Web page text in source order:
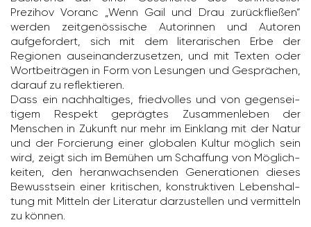
Prezihov Voranc „Wenn Gail und Drau zurück­fließen“
werden zeit­ge­nös­si­sche Auto­rinnen und Autoren
aufge­for­dert, sich mit dem lite­ra­ri­schen Erbe der
Regionen ausein­an­der­zu­setzen, und mit Texten oder
Wort­bei­trägen in Form von Lesungen und Gesprä­chen,
darauf zu reflek­tieren.
Dass ein nach­hal­tiges, fried­volles und von gegen­sei­
tigem Respekt geprägtes Zusam­men­leben der
Menschen in Zukunft nur mehr im Einklang mit der Natur
und der Forcie­rung einer globalen Kultur möglich sein
wird, zeigt sich im Bemühen um Schaf­fung von Möglich­
keiten, den heran­wach­senden Gene­ra­tionen dieses
Bewusst­sein einer kriti­schen, konstruk­tiven Lebens­hal­
tung mit Mitteln der Lite­ratur darzu­stellen und vermit­teln
zu können.